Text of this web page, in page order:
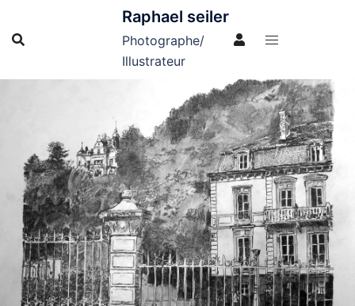
contenu
Raphael seiler
Photographe/
Illustrateur